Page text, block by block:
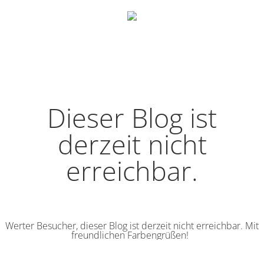
Dieser Blog ist
derzeit nicht
erreichbar.
Werter Besucher, dieser Blog ist derzeit nicht erreichbar. Mit
freundlichen Farbengrüßen!